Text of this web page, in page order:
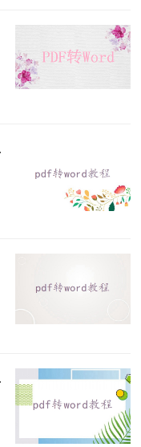
！！
比！